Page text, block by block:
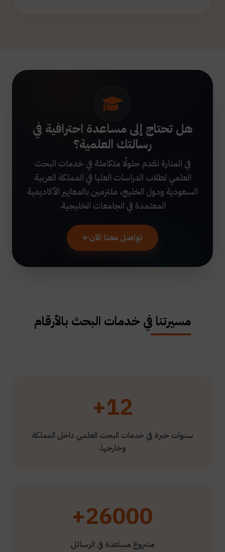
هل تحتاج إلى مساعدة احترافية في
رسالتك العلمية؟
في المنارة نقدم حلولًا متكاملة في خدمات البحث
العلمي لطلاب الدراسات العليا في المملكة العربية
السعودية ودول الخليج، ملتزمين بالمعايير الأكاديمية
المعتمدة في الجامعات الخليجية.
تواصل معنا الآن
مسيرتنا في خدمات البحث بالأرقام
12+
سنوات خبرة في خدمات البحث العلمي داخل المملكة
وخارجها.
26000+
مشروع مساعدة في الرسائل